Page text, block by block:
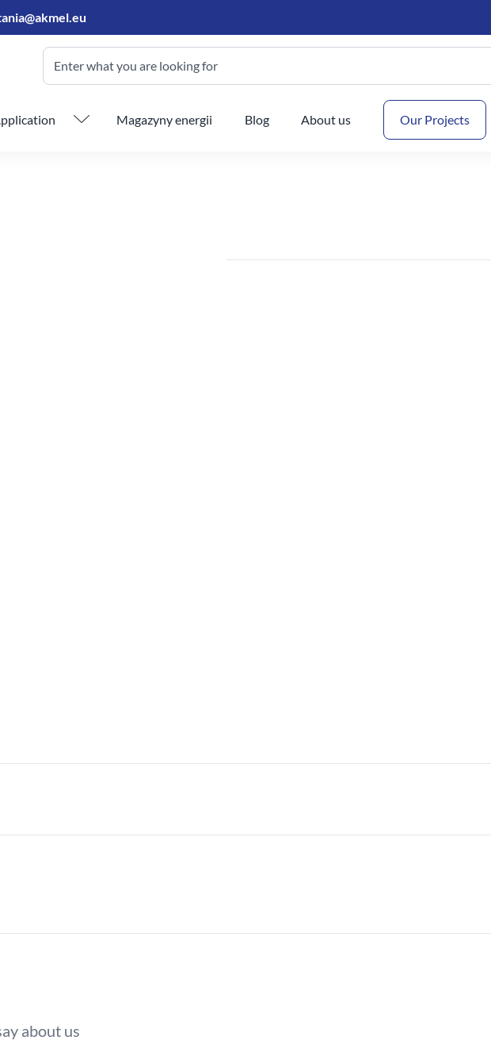
Enter what you are looking for
Magazyny energii Blog About us Our Projects
about us